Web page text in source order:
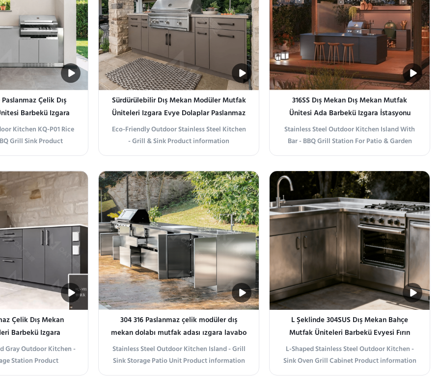
Çelik Dış
Barbekü Izgara
Kitchen KQ-P01 Rice
Grill Sink Product
Steel Outdoor Kitchen
oasis with the KQ-
Crafted from premium
this unit combines ...
Sürdürülebilir Dış Mekan Modüler Mutfak
Üniteleri Izgara Evye Dolaplar Paslanmaz
Eco-Friendly Outdoor Stainless Steel Kitchen
- Grill & Sink Product information
Introducing the Eco-Friendly Outdoor
sustainable addition to your backyard or
patio. This all-in-one unit combines a
durable grill and a functional sink, crafted
from high-quality ...
316SS Dış Mekan Dış Mekan Mutfak
Ünitesi Ada Barbekü Izgara İstasyonu
Lavabo Dolabı OEM
Stainless Steel Outdoor Kitchen Island With
Bar - BBQ Grill Station For Patio & Garden
Product information Elevate Your Outdoor
culinary retreat with our Stainless Steel
Outdoor Kitchen Island. Crafted for
durability and style, this all-in-one station ...
Çelik Dış Mekan
Barbekü Izgara
Barbekü Üniteleri
ODM
Gray Outdoor Kitchen -
Station Product
Overview Introducing
304 316 Paslanmaz çelik modüler dış
mekan dolabı mutfak adası ızgara lavabo
üniteleri
Stainless Steel Outdoor Kitchen Island - Grill
Sink Storage Patio Unit Product information
Stainless Steel Outdoor Kitchen Island
L Şeklinde 304SUS Dış Mekan Bahçe
Mutfak Üniteleri Barbekü Evyesi Fırın
Izgara Dolabı
L-Shaped Stainless Steel Outdoor Kitchen -
Sink Oven Grill Cabinet Product information
Elevate your backyard experience with the L-